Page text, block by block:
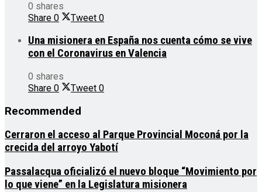
0 shares
Share 0 Tweet 0
Una misionera en España nos cuenta cómo se vive
con el Coronavirus en Valencia
0 shares
Share 0 Tweet 0
Recommended
Cerraron el acceso al Parque Provincial Moconá por la
crecida del arroyo Yabotí
Passalacqua oficializó el nuevo bloque “Movimiento por
lo que viene” en la Legislatura misionera